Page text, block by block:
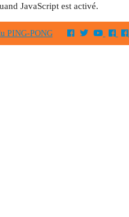
JavaScript est activé.
PING-PONG